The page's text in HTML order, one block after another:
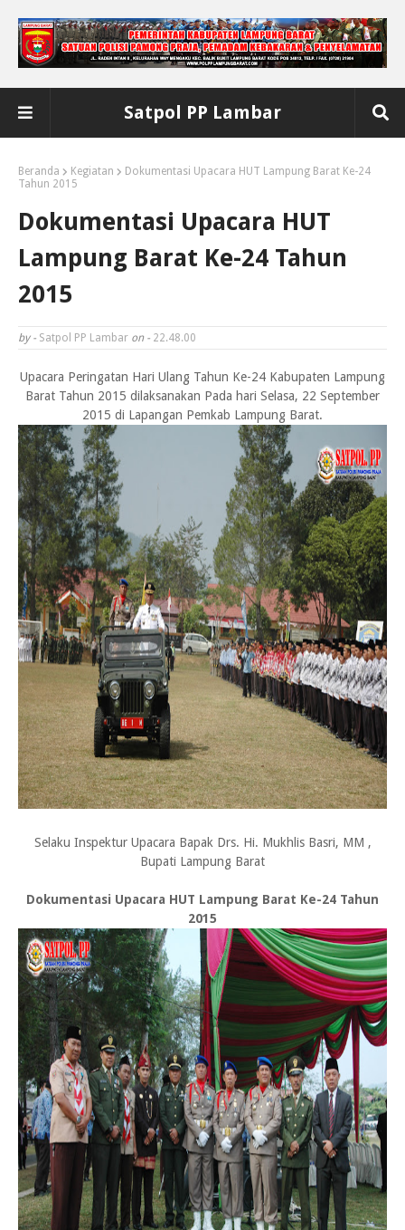
Satpol PP Lambar
Beranda Kegiatan
Dokumentasi Upacara HUT Lampung Barat Ke-24
Tahun 2015
Dokumentasi Upacara HUT
Lampung Barat Ke-24 Tahun
2015
by - Satpol PP Lambar on - 22.48.00
Upacara Peringatan Hari Ulang Tahun Ke-24 Kabupaten Lampung
Barat Tahun 2015 dilaksanakan Pada hari Selasa, 22 September
2015 di Lapangan Pemkab Lampung Barat.
Selaku Inspektur Upacara Bapak Drs. Hi. Mukhlis Basri, MM ,
Bupati Lampung Barat
Dokumentasi Upacara HUT Lampung Barat Ke-24 Tahun
2015